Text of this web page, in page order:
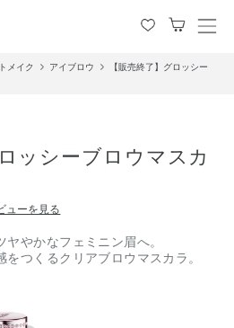
メ
メイク アイブロウ
【販売終了】グロッシー
ッシーブロウマスカ
ューを見る
やかなフェミニン眉へ。
つくるクリアブロウマスカラ。